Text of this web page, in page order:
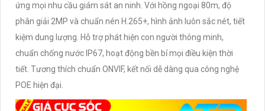
ứng mọi nhu cầu giám sát an ninh. Với hồng ngoại 80m, độ
phân giải 2MP và chuẩn nén H.265+, hình ảnh luôn sắc nét, tiết
kiệm dung lượng. Hỗ trợ phát hiện con người thông minh,
chuẩn chống nước IP67, hoạt động bền bỉ mọi điều kiện thời
tiết. Tương thích chuẩn ONVIF, kết nối dễ dàng qua công nghệ
POE hiện đại.